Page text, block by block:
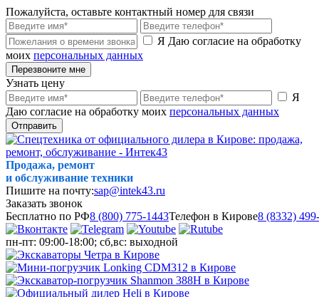
Пожалуйста, оставьте контактный номер для связи
Я Даю согласие на обработку
моих персональных данных
Перезвоните мне
Узнать цену
Я
Даю согласие на обработку моих персональных данных
Отправить
Продажа, ремонт
и обслуживание техники
Пишите на почту:sap@intek43.ru
Заказать звонок
Бесплатно по РФ8 (800) 775-1443Телефон в Кирове8 (8332)
пн-пт: 09:00-18:00; сб,вс: выходной